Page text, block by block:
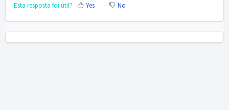
Esta resposta foi útil? Yes No